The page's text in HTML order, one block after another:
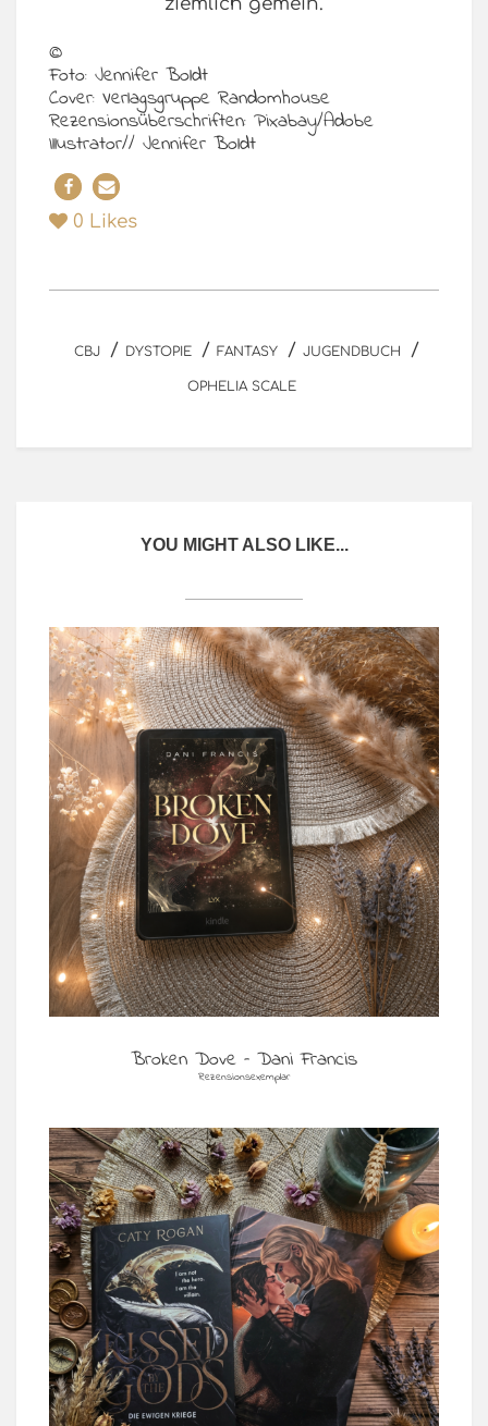
ziemlich gemein.
©
Foto: Jennifer Boldt
Cover: Verlagsgruppe Randomhouse
Rezensionsüberschriften: Pixabay/Adobe
Illustrator// Jennifer Boldt
0 Likes
CBJ / DYSTOPIE / FANTASY / JUGENDBUCH /
OPHELIA SCALE
YOU MIGHT ALSO LIKE...
Broken Dove – Dani Francis
Rezensionsexemplar